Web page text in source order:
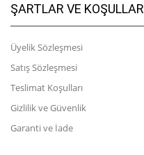
ŞARTLAR VE KOŞULLAR
Üyelik Sözleşmesi
Satış Sözleşmesi
Teslimat Koşulları
Gizlilik ve Güvenlik
Garanti ve İade